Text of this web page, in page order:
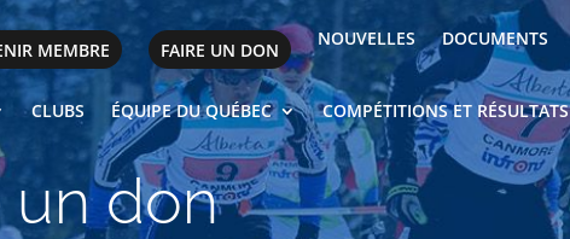
MEMBRE FAIRE UN DON
NOUVELLES DOCUMENTS
CLUBS ÉQUIPE DU QUÉBEC COMPÉTITIONS ET RÉSULTATS
un don